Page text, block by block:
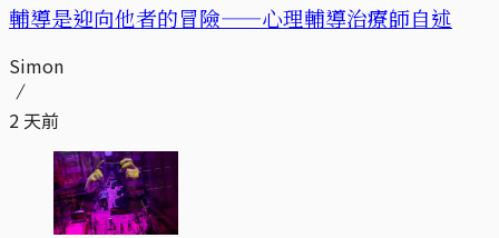
輔導是迎向他者的冒險——心理輔導治療師自述
Simon
2 天前